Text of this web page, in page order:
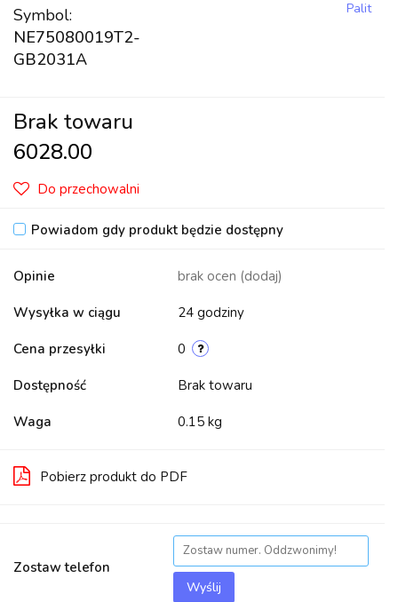
Symbol:
NE75080019T2-
GB2031A
Palit
Brak towaru
6028.00
Do przechowalni
Powiadom gdy produkt będzie dostępny
Opinie brak ocen (dodaj)
Wysyłka w ciągu 24 godziny
Cena przesyłki 0
Dostępność Brak towaru
Waga 0.15 kg
Pobierz produkt do PDF
Zostaw telefon
Wyślij